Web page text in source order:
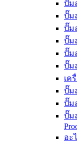
ปั๊ม
ปั๊ม
ปั๊ม
ปั๊ม
ปั๊ม
ปั๊ม
เค
ปั๊ม
ปั๊ม
ปั๊ม
อะ